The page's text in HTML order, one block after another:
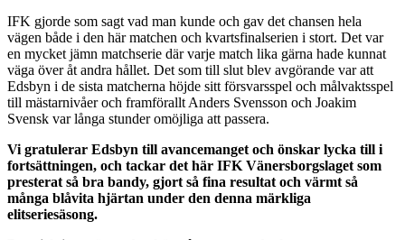
IFK gjorde som sagt vad man kunde och gav det chansen hela
vägen både i den här matchen och kvartsfinalserien i stort. Det var
en mycket jämn matchserie där varje match lika gärna hade kunnat
väga över åt andra hållet. Det som till slut blev avgörande var att
Edsbyn i de sista matcherna höjde sitt försvarsspel och målvaktsspel
till mästarnivåer och framförallt Anders Svensson och Joakim
Svensk var långa stunder omöjliga att passera.
Vi gratulerar Edsbyn till avancemanget och önskar lycka till i
fortsättningen, och tackar det här IFK Vänersborgslaget som
presterat så bra bandy, gjort så fina resultat och värmt så
många blåvita hjärtan under den denna märkliga
elitseriesäsong.